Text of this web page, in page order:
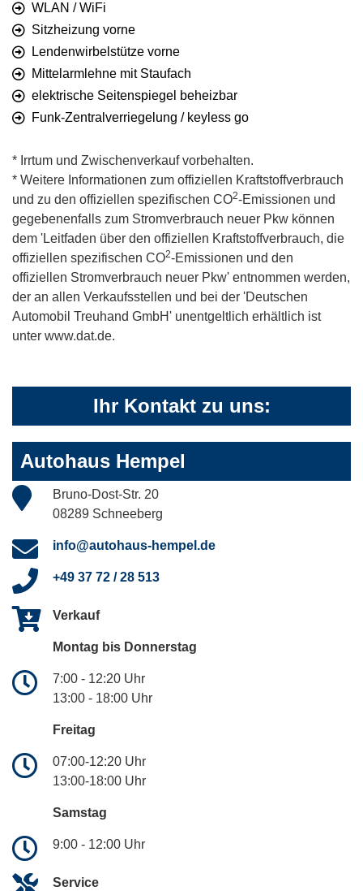
WLAN / WiFi
Sitzheizung vorne
Lendenwirbelstütze vorne
Mittelarmlehne mit Staufach
elektrische Seitenspiegel beheizbar
Funk-Zentralverriegelung / keyless go
* Irrtum und Zwischenverkauf vorbehalten.
* Weitere Informationen zum offiziellen Kraftstoffverbrauch
und zu den offiziellen spezifischen CO2-Emissionen und
gegebenenfalls zum Stromverbrauch neuer Pkw können
dem 'Leitfaden über den offiziellen Kraftstoffverbrauch, die
offiziellen spezifischen CO2-Emissionen und den
offiziellen Stromverbrauch neuer Pkw' entnommen werden,
der an allen Verkaufsstellen und bei der 'Deutschen
Automobil Treuhand GmbH' unentgeltlich erhältlich ist
unter www.dat.de.
Ihr Kontakt zu uns:
Autohaus Hempel
Bruno-Dost-Str. 20
08289 Schneeberg
info@autohaus-hempel.de
+49 37 72 / 28 513
Verkauf
Montag bis Donnerstag
7:00 - 12:20 Uhr
13:00 - 18:00 Uhr
Freitag
07:00-12:20 Uhr
13:00-18:00 Uhr
Samstag
9:00 - 12:00 Uhr
Service